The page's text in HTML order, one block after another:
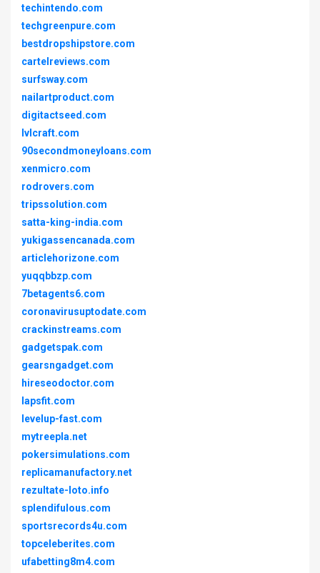
techintendo.com
techgreenpure.com
bestdropshipstore.com
cartelreviews.com
surfsway.com
nailartproduct.com
digitactseed.com
lvlcraft.com
90secondmoneyloans.com
xenmicro.com
rodrovers.com
tripssolution.com
satta-king-india.com
yukigassencanada.com
articlehorizone.com
yuqqbbzp.com
7betagents6.com
coronavirusuptodate.com
crackinstreams.com
gadgetspak.com
gearsngadget.com
hireseodoctor.com
lapsfit.com
levelup-fast.com
mytreepla.net
pokersimulations.com
replicamanufactory.net
rezultate-loto.info
splendifulous.com
sportsrecords4u.com
topceleberites.com
ufabetting8m4.com